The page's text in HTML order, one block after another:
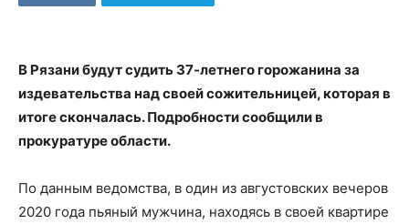
В Рязани будут судить 37-летнего горожанина за
издевательства над своей сожительницей, которая в
итоге скончалась. Подробности сообщили в
прокуратуре области.
По данным ведомства, в один из августовских вечеров
2020 года пьяный мужчина, находясь в своей квартире